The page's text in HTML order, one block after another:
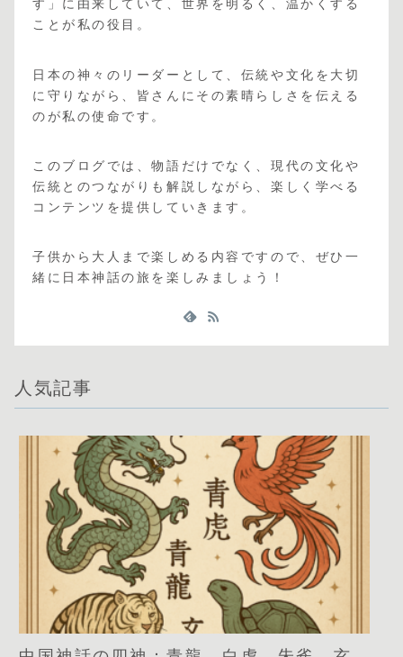
す」に由来していて、世界を明るく、温かくする
ことが私の役目。
日本の神々のリーダーとして、伝統や文化を大切
に守りながら、皆さんにその素晴らしさを伝える
のが私の使命です。
このブログでは、物語だけでなく、現代の文化や
伝統とのつながりも解説しながら、楽しく学べる
コンテンツを提供していきます。
子供から大人まで楽しめる内容ですので、ぜひ一
緒に日本神話の旅を楽しみましょう！
人気記事